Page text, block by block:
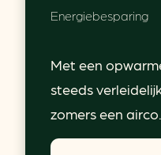
Energiebesparing
Met een
steeds
zomers een